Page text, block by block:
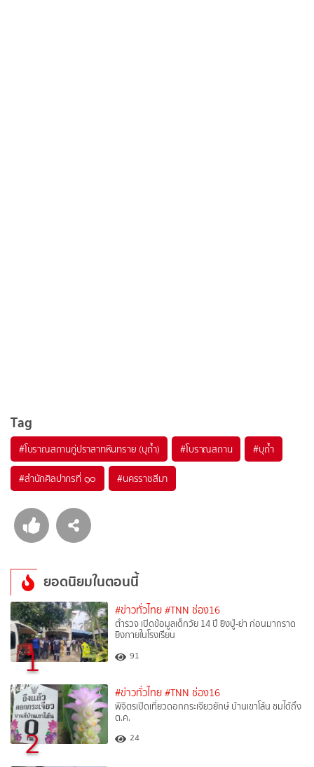
Tag
#โบราณสถานกู่ปราสาทหินทราย (บุถ้ำ) #โบราณสถาน #บุถ้ำ
#สำนักศิลปากรที่ ๑๐ #นครราชสีมา
ยอดนิยมในตอนนี้
1
#ข่าวทั่วไทย #TNN ช่อง16
ตำรวจ เปิดข้อมูลเด็กวัย 14 ปี ยิงปู่-ย่า ก่อนมากราด
ยิงภายในโรงเรียน
91
2
#ข่าวทั่วไทย #TNN ช่อง16
พิจิตรเปิดเที่ยวดอกกระเจียวยักษ์ บ้านเขาโล้น ชมได้ถึง
ต.ค.
24